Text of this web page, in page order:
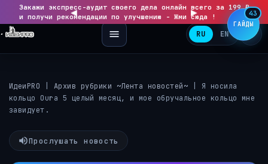
◀
Закажи экспресс-аудит своего дела онлайн всего за 199 ₽
и получи рекомендации по улучшению - Жми сюда ! ▶
RU EN
ИдеиPRO Архив рубрики ~Лента новостей~
Я носила
кольцо Oura 5 целый месяц, и мое обручальное кольцо мне
завидует.
Прослушать новость
ГАЙДЫ
43